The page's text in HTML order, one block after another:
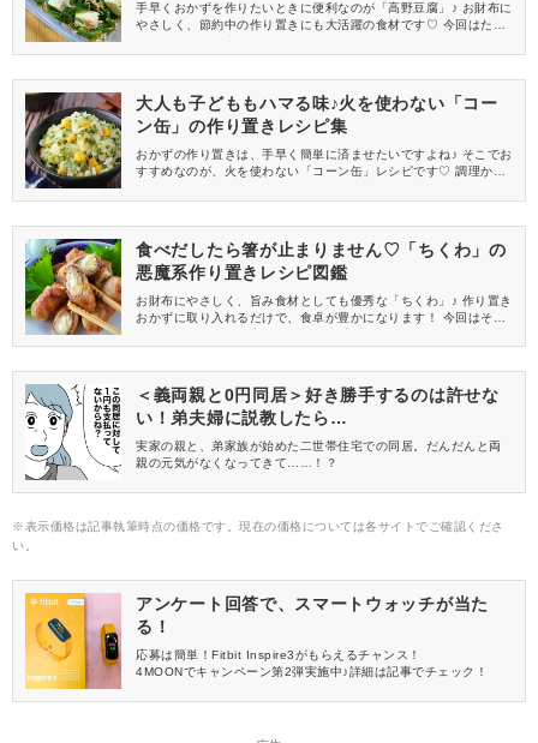
手早くおかずを作りたいときに便利なのが「高野豆腐」♪ お財布に
やさしく、節約中の作り置きにも大活躍の食材です♡ 今回はたく
した！
大人も子どももハマる味♪火を使わない「コー
ン缶」の作り置きレシピ集
おかずの作り置きは、手早く簡単に済ませたいですよね♪ そこでお
すすめなのが、火を使わない「コーン缶」レシピです♡ 調理から
食べだしたら箸が止まりません♡「ちくわ」の
悪魔系作り置きレシピ図鑑
お財布にやさしく、旨み食材としても優秀な「ちくわ」♪ 作り置き
おかずに取り入れるだけで、食卓が豊かになります！ 今回はそん
した♡
＜義両親と0円同居＞好き勝手するのは許せな
い！弟夫婦に説教したら…
実家の親と、弟家族が始めた二世帯住宅での同居。だんだんと両
親の元気がなくなってきて……！？
※表示価格は記事執筆時点の価格です。現在の価格については各サイトでご確認くださ
い。
アンケート回答で、スマートウォッチが当た
る！
応募は簡単！Fitbit Inspire3がもらえるチャンス！
4MOONでキャンペーン第2弾実施中♪詳細は記事でチェック！